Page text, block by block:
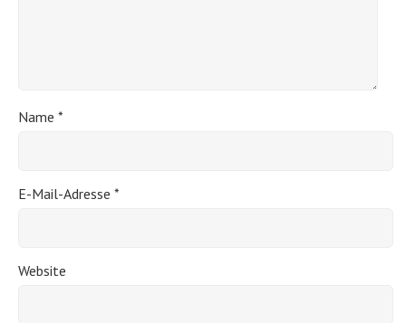
Name *
E-Mail-Adresse *
Website